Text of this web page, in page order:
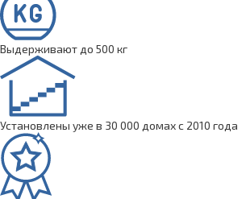
Выдерживают до 500 кг
Установлены уже в 30 000 домах с 2010 года